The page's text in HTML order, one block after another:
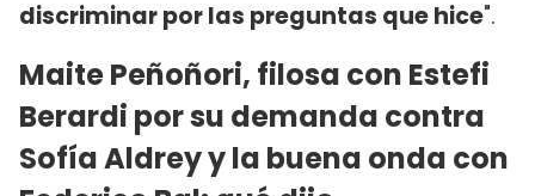
discriminar por las preguntas que hice".
Maite Peñoñori, filosa con Estefi
Berardi por su demanda contra
Sofía Aldrey y la buena onda con